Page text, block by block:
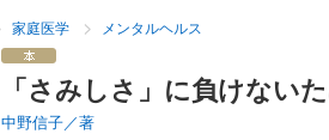
家庭医学 メンタルヘルス
「さみしさ」に負けない
中野信子／著